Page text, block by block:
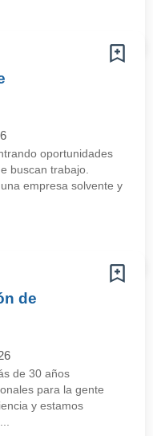
oportunidades
buscan trabajo.
empresa solvente y
de
de 30 años
para la gente
y estamos